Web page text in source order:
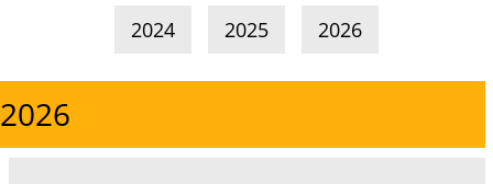
2024 2025 2026
2026